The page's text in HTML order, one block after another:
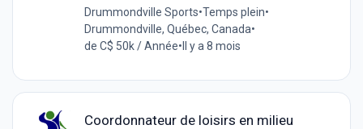
Drummondville Sports•Temps plein•
Drummondville, Québec, Canada•
de C$ 50k / Année•Il y a 8 mois
Coordonnateur de loisirs en milieu